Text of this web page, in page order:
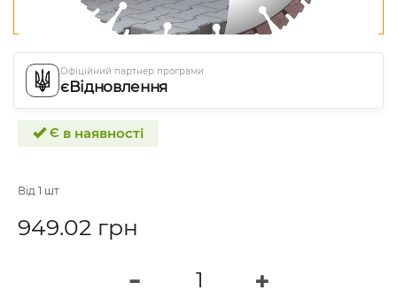
Офіційний партнер програми
єВідновлення
Є в наявності
Від 1 шт
949.02 грн